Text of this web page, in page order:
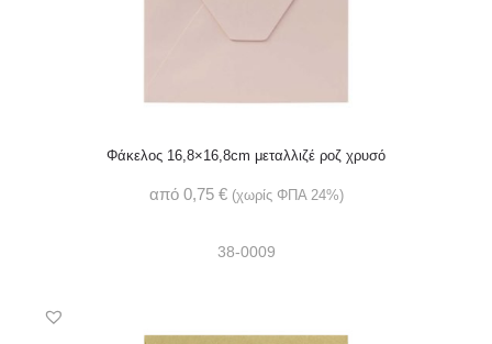
Φάκελος 16,8×16,8cm μεταλλιζέ ροζ χρυσό
από 0,75 € (χωρίς ΦΠΑ 24%)
38-0009